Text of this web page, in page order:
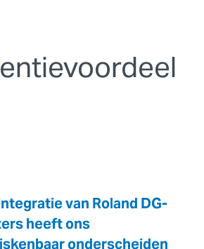
van Roland DG-
heeft ons
onderscheiden